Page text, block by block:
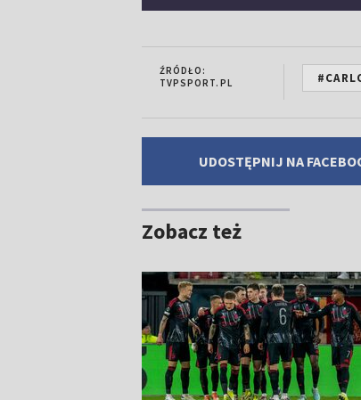
ŹRÓDŁO:
TVPSPORT.PL
UDOSTĘPNIJ NA
Zobacz też